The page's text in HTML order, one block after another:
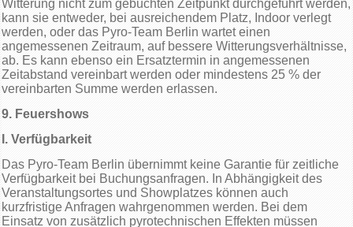
Witterung nicht zum gebuchten Zeitpunkt durchgeführt werden,
kann sie entweder, bei ausreichendem Platz, Indoor verlegt
werden, oder das Pyro-Team Berlin wartet einen
angemessenen Zeitraum, auf bessere Witterungsverhältnisse,
ab. Es kann ebenso ein Ersatztermin in angemessenen
Zeitabstand vereinbart werden oder mindestens 25 % der
vereinbarten Summe werden erlassen.
9. Feuershows
I. Verfügbarkeit
Das Pyro-Team Berlin übernimmt keine Garantie für zeitliche
Verfügbarkeit bei Buchungsanfragen. In Abhängigkeit des
Veranstaltungsortes und Showplatzes können auch
kurzfristige Anfragen wahrgenommen werden. Bei dem
Einsatz von zusätzlich pyrotechnischen Effekten müssen